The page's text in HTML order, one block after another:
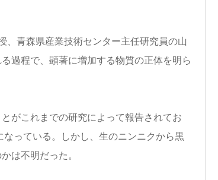
、青森県産業技術センター主任研究員の山
過程で、顕著に増加する物質の正体を明ら
がこれまでの研究によって報告されてお
っている。しかし、生のニンニクから黒
は不明だった。